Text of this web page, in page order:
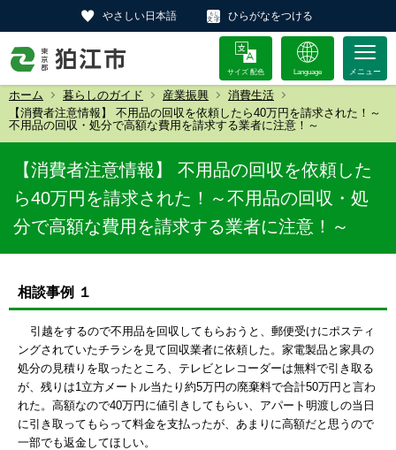
やさしい日本語 ひらがなをつける
サイズ 配色 Language
ホーム 暮らしのガイド 産業振興
消費生活
【消費者注意情報】 不用品の回収を依頼したら40万円を請求された！～
不用品の回収・処分で高額な費用を請求する業者に注意！～
【消費者注意情報】 不用品の回収を依頼した
ら40万円を請求された！～不用品の回収・処
分で高額な費用を請求する業者に注意！～
相談事例 １
引越をするので不用品を回収してもらおうと、郵便受けにポスティ
ングされていたチラシを見て回収業者に依頼した。家電製品と家具の
処分の見積りを取ったところ、テレビとレコーダーは無料で引き取る
が、残りは1立方メートル当たり約5万円の廃棄料で合計50万円と言わ
れた。高額なので40万円に値引きしてもらい、アパート明渡しの当日
に引き取ってもらって料金を支払ったが、あまりに高額だと思うので
一部でも返金してほしい。